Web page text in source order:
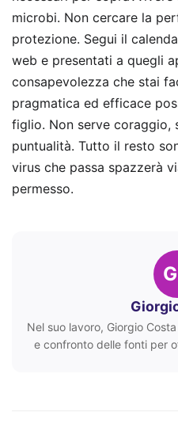
microbi. Non cercare la
protezione. Segui il
web e presentati a quegli
consapevolezza che stai
pragmatica ed efficace
figlio. Non serve coraggio,
puntualità. Tutto il resto
virus che passa spazzerà
permesso.
Nel suo lavoro, Giorgio
e confronto delle fonti per